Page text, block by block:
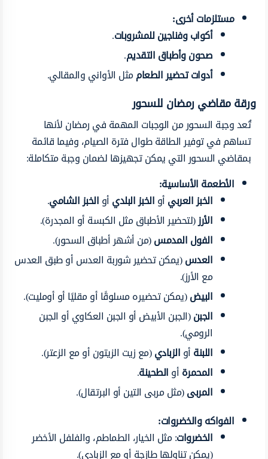
مستلزمات أخرى:
أكواب وفناجين للمشروبات.
صحون وأطباق التقديم.
أدوات تحضير الطعاممثل الأواني والمقالي.
ورقة مقاضي رمضان للسحور
تُعد وجبة السحور من الوجبات المهمة في رمضان لأنها
تساهم في توفير الطاقة طوال فترة الصيام، وفيما قائمة
بمقاضي السحور التي يمكن تجهيزها لضمان وجبة متكاملة:
الأطعمة الأساسية:
الخبز العربيأوالخبز البلديأوالخبز الشامي.
الأرز(لتحضير الأطباق مثل الكبسة أو المجدرة).
الفول المدمس(من أشهر أطباق السحور).
العدس(يمكن تحضير شوربة العدس أو طبق العدس
مع الأرز).
البيض(يمكن تحضيره مسلوقًا أو مقليًا أو أومليت).
الجبن(الجبن الأبيض أو الجبن العكاوي أو الجبن
الرومي).
اللبنةأوالزبادي(مع زيت الزيتون أو مع الزعتر).
المحمرةأوالطحينة.
المربى(مثل مربى التين أو البرتقال).
الفواكه والخضروات:
الخضروات: مثل الخيار، الطماطم، والفلفل الأخضر
(يمكن تناولها طازجة أو مع الزبادي).